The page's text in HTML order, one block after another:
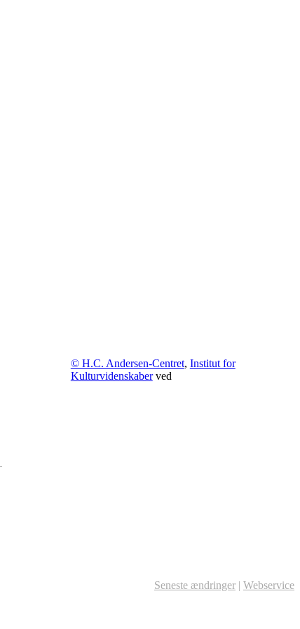
© H.C. Andersen-Centret, Institut for
Kulturvidenskaberved
Seneste ændringer | Webservice